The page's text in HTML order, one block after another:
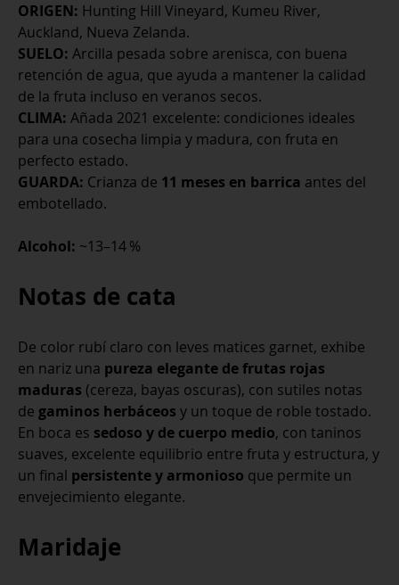
ORIGEN: Hunting Hill Vineyard, Kumeu River,
Auckland, Nueva Zelanda.
SUELO: Arcilla pesada sobre arenisca, con buena
retención de agua, que ayuda a mantener la calidad
de la fruta incluso en veranos secos.
CLIMA: Añada 2021 excelente: condiciones ideales
para una cosecha limpia y madura, con fruta en
perfecto estado.
GUARDA: Crianza de 11 meses en barrica antes del
embotellado.
Alcohol: ~13–14 %
Notas de cata
De color rubí claro con leves matices garnet, exhibe
en nariz una pureza elegante de frutas rojas
maduras (cereza, bayas oscuras), con sutiles notas
de gaminos herbáceos y un toque de roble tostado.
En boca es sedoso y de cuerpo medio, con taninos
suaves, excelente equilibrio entre fruta y estructura, y
un final persistente y armonioso que permite un
envejecimiento elegante.
Maridaje